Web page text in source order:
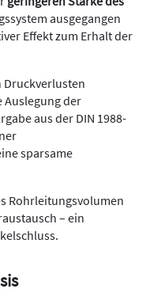
ausgegangen
Effekt zum Erhalt der
Druckverlusten
der
aus der DIN 1988-
sparsame
Rohrleitungsvolumen
– ein